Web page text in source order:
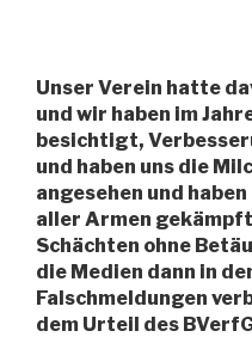
Unser Verein hatte
und wir haben im
besichtigt,
und haben uns die
angesehen und
aller Armen
Schächten ohne
die Medien dann in
Falschmeldungen
dem Urteil des